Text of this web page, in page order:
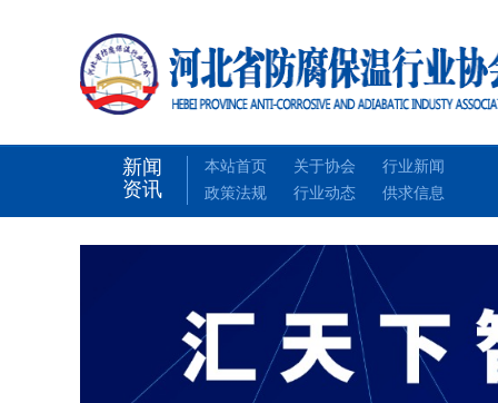
新闻
资讯
本站首页 关于协会
行业新闻
政策法规
行业动态 供求信息